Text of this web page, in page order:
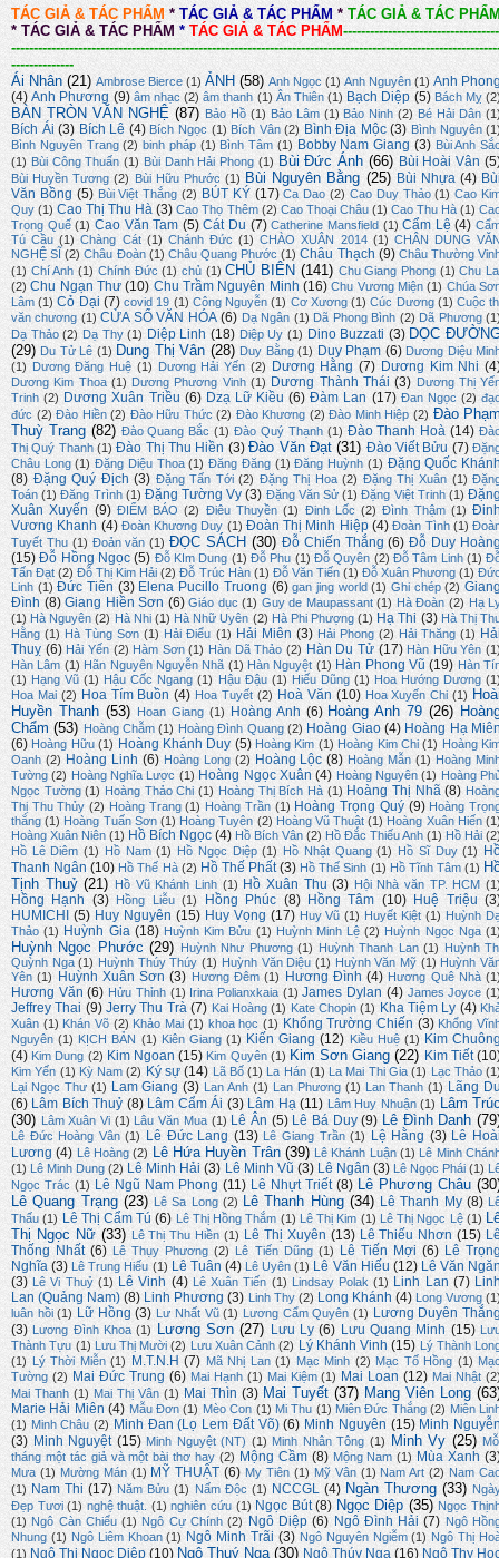
TÁC GIẢ & TÁC PHẨM * TÁC GIẢ & TÁC PHẨM * TÁC GIẢ & TÁC
* TÁC GIẢ & TÁC PHẨM *TÁC GIẢ & TÁC PHẨM-----------------------------------
--------------
Ái Nhân (21) Ambrose Bierce (1) ẢNH (58) Anh Ngọc (1) Anh Nguyên (1) Anh
(4) Anh Phương (9) âm nhạc (2) âm thanh (1) Ân Thiên (1) Bạch Diệp (5) Bách Mỵ
BÀN TRÒN VĂN NGHỆ (87) Bảo Hồ (1) Bảo Lâm (1) Bảo Ninh (2) Bé Hải Dân
Bích Ái (3) Bích Lê (4) Bích Ngọc (1) Bích Vân (2) Bình Địa Mộc (3) Bình Nguyên
Bình Nguyên Trang (2) binh pháp (1) Bình Tâm (1) Bobby Nam Giang (3) Bùi Anh
(1) Bùi Công Thuấn (1) Bùi Danh Hải Phong (1) Bùi Đức Ánh (66) Bùi Hoài Vân
Bùi Huyền Tương (2) Bùi Hữu Phước (1) Bùi Nguyên Bằng (25) Bùi Nhựa (4)
Văn Bồng (5) Bùi Việt Thắng (2) BÚT KÝ (17) Ca Dao (2) Cao Duy Thảo (1) Cao
Quy (1) Cao Thị Thu Hà (3) Cao Thọ Thêm (2) Cao Thoại Châu (1) Cao Thu Hà (1)
Trọng Quế (1) Cao Văn Tam (5) Cát Du (7) Catherine Mansfield (1) Cẩm Lệ (4)
Tú Cầu (1) Chàng Cát (1) Chánh Đức (1) CHÀO XUÂN 2014 (1) CHÂN DUNG
NGHỆ SĨ (2) Châu Đoàn (1) Châu Quang Phước (1) Châu Thạch (9) Châu Thường
(1) Chí Anh (1) Chính Đức (1) chủ (1) CHỦ BIÊN (141) Chu Giang Phong (1) Chu
(2) Chu Ngạn Thư (10) Chu Trầm Nguyên Minh (16) Chu Vương Miện (1) Chúa
Lâm (1) Cỏ Dại (7) covid 19 (1) Công Nguyễn (1) Cơ Xương (1) Cúc Dương (1) Cuộc
văn chương (1) CỬA SỔ VĂN HÓA (6) Dạ Ngân (1) Dã Phong Bình (2) Dã Phương
Dạ Thảo (2) Dạ Thy (1) Diệp Linh (18) Diệp Uy (1) Dino Buzzati (3) DỌC
(29) Du Tử Lê (1) Dung Thị Vân (28) Duy Bằng (1) Duy Phạm (6) Dương Diệu
(1)
Dương Đăng Huệ (1) Dương Hải Yến (2) Dương Hằng (7) Dương Kim Nhi
Dương Kim Thoa (1) Dương Phương Vinh (1) Dương Thành Thái (3) Dương Thị
Trinh (2) Dương Xuân Triều (6) Dzạ Lữ Kiều (6) Đàm Lan (17) Đan Ngọc (2)
đức (2) Đào Hiền (2) Đào Hữu Thức (2) Đào Khương (2) Đào Minh Hiệp (2) Đào
Thuỳ Trang (82) Đào Quang Bắc (1) Đào Quý Thạnh (1) Đào Thanh Hoà (14)
Thị Quý Thanh (1) Đào Thị Thu Hiền (3) Đào Văn Đạt (31) Đào Viết Bửu (7)
Châu Long (1) Đặng Diệu Thoa (1) Đăng Đăng (1) Đăng Huỳnh (1) Đặng Quốc
(8) Đặng Quý Địch (3) Đặng Tấn Tới (2) Đặng Thị Hoa (2) Đặng Thị Xuân (1)
Toán (1) Đăng Trình (1) Đặng Tường Vy (3) Đặng Văn Sử (1) Đặng Việt Trinh (1)
Xuân Xuyến (9) ĐIỂM BÁO (2) Điêu Thuyền (1) Đinh Lốc (2) Đình Thậm (1)
Vương Khanh (4) Đoàn Khương Duy (1) Đoàn Thị Minh Hiệp (4) Đoàn Tình (1)
Tuyết Thu (1) Đoản văn (1) ĐỌC SÁCH (30) Đỗ Chiến Thắng (6) Đỗ Duy
(15) Đỗ Hồng Ngọc (5) Đỗ KIm Dung (1) Đỗ Phu (1) Đỗ Quyên (2) Đỗ Tâm Linh (1)
Tấn Đạt (2) Đỗ Thị Kim Hải (2) Đỗ Trúc Hàn (1) Đỗ Văn Tiến (1) Đỗ Xuân Phương (1)
Linh (1) Đức Tiên (3) Elena Pucillo Truong (6) gan jing world (1) Ghi chép (2)
Đình (8) Giang Hiền Sơn (6) Giáo dục (1) Guy de Maupassant (1) Hà Đoàn (2) Hạ
(1) Hà Nguyên (2) Hà Nhi (1) Hà Nhữ Uyên (2) Hà Phi Phượng (1) Hạ Thi (3) Hà Thị
Hằng (1) Hà Tùng Sơn (1) Hải Điểu (1) Hải Miên (3) Hải Phong (2) Hải Thăng (1)
Thuỵ (6) Hải Yến (2) Hàm Sơn (1) Hàn Dã Thảo (2) Hàn Du Tử (17) Hàn Hữu Yên
Hàn Lâm (1) Hãn Nguyên Nguyễn Nhã (1) Hàn Nguyệt (1) Hàn Phong Vũ (19) Hàn
(1) Hạng Vũ (1) Hậu Cốc Ngang (1) Hậu Đậu (1) Hiếu Dũng (1) Hoa Hướng Dương
Hoa Mai (2) Hoa Tím Buồn (4) Hoa Tuyết (2) Hoà Văn (10) Hoa Xuyến Chi (1)
Huyền Thanh (53) Hoan Giang (1) Hoàng Anh (6) Hoàng Anh 79 (26)
Chẩm (53) Hoàng Chẫm (1) Hoàng Đình Quang (2) Hoàng Giao (4) Hoàng Hạ
(6) Hoàng Hữu (1) Hoàng Khánh Duy (5) Hoàng Kim (1) Hoàng Kim Chi (1) Hoàng
Oanh (2) Hoàng Linh (6) Hoàng Long (2) Hoàng Lộc (8) Hoàng Mẫn (1) Hoàng
Tường (2) Hoàng Nghĩa Lược (1) Hoàng Ngọc Xuân (4) Hoàng Nguyên (1) Hoàng
Ngọc Tường (1) Hoàng Thảo Chi (1) Hoàng Thị Bích Hà (1) Hoàng Thị Nhã (8)
Thị Thu Thủy (2) Hoàng Trang (1) Hoàng Trần (1) Hoàng Trọng Quý (9) Hoàng
thắng (1) Hoàng Tuấn Sơn (1) Hoàng Tuyên (2) Hoàng Vũ Thuật (1) Hoàng Xuân Hiến
Hoàng Xuân Niên (1) Hồ Bích Ngọc (4) Hồ Bích Vân (2) Hồ Đắc Thiếu Anh (1) Hồ Hải
Hồ Lê Diêm (1) Hồ Nam (1) Hồ Ngọc Diệp (1) Hồ Nhật Quang (1) Hồ Sĩ Duy (1)
Thanh Ngân (10) Hồ Thế Hà (2) Hồ Thế Phất (3) Hồ Thế Sinh (1) Hồ Tĩnh Tâm (1)
Tịnh Thuỷ (21) Hồ Vũ Khánh Linh (1) Hồ Xuân Thu (3) Hội Nhà văn TP. HCM
Hồng Hạnh (3) Hồng Liễu (1) Hồng Phúc (8) Hồng Tâm (10) Huệ Triệu
HUMICHI
(5) Huy Nguyên (15) Huy Vọng (17) Huy Vũ (1) Huyết Kiệt (1) Huỳnh
Thảo (1) Huỳnh Gia (18) Huỳnh Kim Bửu (1) Huỳnh Minh Lệ (2) Huỳnh Ngọc Nga
Huỳnh Ngọc Phước (29) Huỳnh Như Phương (1) Huỳnh Thanh Lan (1)
Huỳnh
Quỳnh Nga (1) Huỳnh Thúy Thúy (1) Huỳnh Văn Diệu (1) Huỳnh Văn Mỹ (1) Huỳnh
Yên (1) Huỳnh Xuân Sơn (3) Hương Đêm (1) Hương Đình (4) Hương Quê Nhà
Hương Văn (6) Hửu Thỉnh (1) Irina Polianxkaia (1) James Dylan (4) James Joyce
Jeffrey Thai (9) Jerry Thu Trà (7) Kai Hoàng (1) Kate Chopin (1) Kha Tiệm Ly (4)
Xuân (1) Khán Võ (2) Khảo Mai (1) khoa học (1) Khổng Trường Chiến (3) Khổng
Nguyên (1) KỊCH BẢN (1) Kiên Giang (1) Kiến Giang (12) Kiều Huệ (1) Kim
(4) Kim Dung (2) Kim Ngoan (15) Kim Quyên (1) Kim Sơn Giang (22) Kim Tiết
Kim Yến (1) Kỳ Nam (2) Ký sự (14) Lã Bố (1) La Hán (1) La Mai Thi Gia (1) Lạc Thảo
Lại Ngọc Thư (1) Lam Giang (3) Lan Anh (1) Lan Phương (1) Lan Thanh (1) Lãng
(6) Lâm Bích Thuỷ (8) Lâm Cẩm Ái (3) Lâm Hạ (11) Lâm Huy Nhuận (1) Lâm
(30) Lâm Xuân Vi (1) Lâu Văn Mua (1) Lê Ân (5) Lê Bá Duy (9) Lê Đình Danh
Lê Đức Hoàng Vân (1) Lê Đức Lang (13) Lê Giang Trần (1) Lệ Hằng (3) Lê
Lương (4) Lê Hoàng (2) Lê Hứa Huyền Trân (39) Lê Khánh Luận (1) Lê Minh
(1) Lê Minh Dung (2) Lê Minh Hải (3) Lê Minh Vũ (3) Lê Ngân (3) Lê Ngọc Phái (1)
Ngọc Trác (1) Lê Ngũ Nam Phong (11) Lê Nhựt Triết (8) Lê Phương Châu
Lê Quang Trạng (23) Lê Sa Long (2) Lê Thanh Hùng (34) Lê Thanh My (8)
Thấu (1) Lê Thị Cẩm Tú (6) Lê Thị Hồng Thắm (1) Lê Thị Kim (1) Lê Thị Ngọc Lệ (1)
Thị Ngọc Nữ (33) Lê Thị Thu Hiền (1) Lê Thị Xuyên (13) Lê Thiếu Nhơn (15)
Thống Nhất (6) Lê Thụy Phương (2) Lê Tiến Dũng (1) Lê Tiến Mợi (6) Lê
Nghĩa (3) Lê Trung Hiếu (1) Lê Tuân (4) Lê Uyên (1) Lê Văn Hiếu (12) Lê Văn
(3) Lê Vi Thuỷ (1) Lê Vinh (4) Lê Xuân Tiến (1) Lindsay Polak (1) Linh Lan (7)
Lan (Quảng Nam) (8) Linh Phương (3) Linh Thy (2) Long Khánh (4) Long Vương
luân hồi (1) Lữ Hồng (3) Lư Nhất Vũ (1) Lương Cẩm Quyên (1) Lương Duyên
(3) Lương Đình Khoa (1) Lương Sơn (27) Lưu Ly (6) Lưu Quang Minh (15)
Thành Tựu (1) Lưu Thị Mười (2) Lưu Xuân Cảnh (2) Lý Khánh Vinh (15) Lý Thành
(1)
Lý Thời Miễn (1) M.T.N.H (7) Mã Nhị Lan (1) Mạc Minh (2) Mạc Tố Hồng (1)
Tường (2) Mai Đức Trung (6) Mai Hạnh (1) Mai Kiệm (1) Mai Loan (12) Mai Nhật
Mai Thanh (1) Mai Thị Vân (1) Mai Thìn (3) Mai Tuyết (37) Mang Viên Long
Marie Hải Miên (4) Mẫu Đơn (1) Mèo Con (1) Mi Thu (1) Miên Đức Thắng (2) Miên
(1) Minh Châu (2) Minh Đan (Lọ Lem Đất Võ) (6) Minh Nguyên (15) Minh
(3) Minh Nguyệt (15) Minh Nguyệt (NT) (1) Minh Nhân Tông (1) Minh Vy (25)
tháng một tác giả và một bài thơ hay (2) Mộng Cầm (8) Mộng Nam (1) Mùa Xanh
Mưa (1) Mường Mán (1) MỸ THUẬT (6) My Tiên (1) Mỹ Vân (1) Nam Art (2) Nam
(1) Nam Thi (17) Năm Bửu (1) Nấm Độc (1) NCCGL (4) Ngàn Thương (33)
Đẹp Tươi (1) nghệ thuật. (1) nghiên cứu (1) Ngọc Bút (8) Ngọc Diệp (35) Ngọc
(1) Ngô Càn Chiểu (1) Ngô Cự Chính (2) Ngô Diệp (6) Ngô Đình Hải (7) Ngô
Nhung (1) Ngô Liêm Khoan (1) Ngô Minh Trãi (3) Ngô Nguyên Ngiễm (1) Ngô Thị
(1) Ngô Thị Ngọc Diệp (10) Ngô Thuý Nga (30) Ngô Thúy Nga (16) Ngô Thy